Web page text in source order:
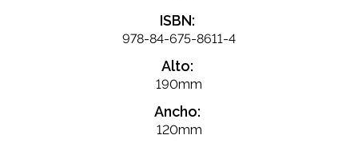
ISBN:
978-84-675-8611-4
Alto:
190mm
Ancho:
120mm